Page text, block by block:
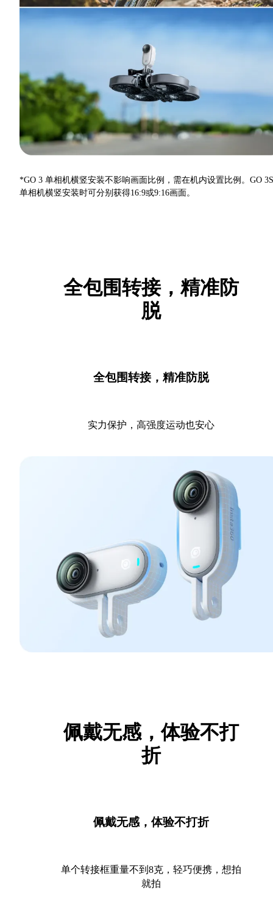
*GO 3 单相机横竖安装不影响画面比例，需在机内设置比例。GO 3S
单相机横竖安装时可分别获得16:9或9:16画面。
全包围转接，精准防
脱
全包围转接，精准防脱
实力保护，高强度运动也安心
佩戴无感，体验不打
折
佩戴无感，体验不打折
单个转接框重量不到8克，轻巧便携，想拍
就拍